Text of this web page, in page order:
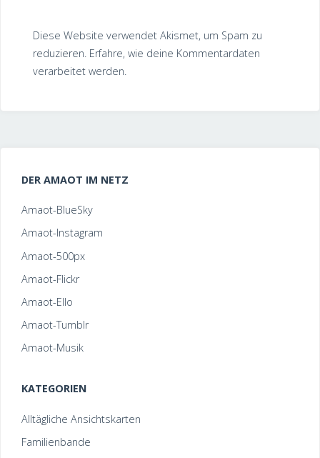
Diese Website verwendet Akismet, um Spam zu
reduzieren. Erfahre, wie deine Kommentardaten
verarbeitet werden.
DER AMAOT IM NETZ
Amaot-BlueSky
Amaot-Instagram
Amaot-500px
Amaot-Flickr
Amaot-Ello
Amaot-Tumblr
Amaot-Musik
KATEGORIEN
Alltägliche Ansichtskarten
Familienbande